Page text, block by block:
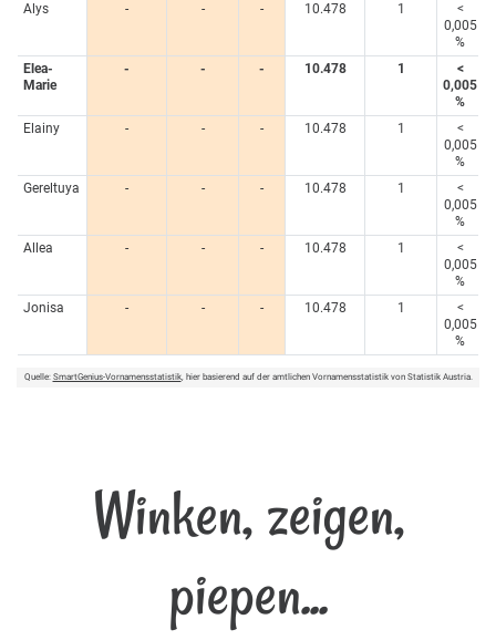
Alys
- - - 10.478 1
<
0,005
%
Elea-
Marie
- - - 10.478 1
<
0,005
%
Elainy
- - - 10.478 1
<
0,005
%
Gereltuya
- - - 10.478 1
<
0,005
%
Allea
- - - 10.478 1
<
0,005
%
Jonisa
- - - 10.478 1
<
0,005
%
Quelle: SmartGenius-Vornamensstatistik, hier basierend auf der amtlichen Vornamensstatistik von Statistik Austria.
Winken, zeigen,
piepen...